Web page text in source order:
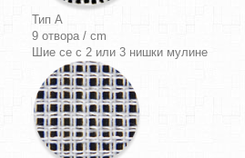
Тип A
9 отвора / cm
Шие се с 2 или 3 нишки мулине